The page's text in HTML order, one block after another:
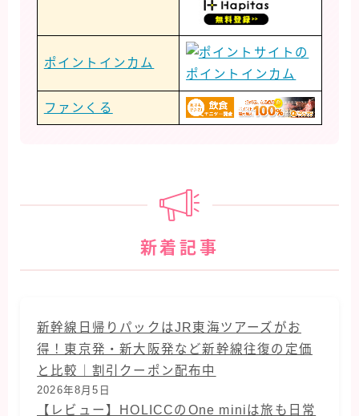
ポイントインカム
ファンくる
新着記事
新幹線日帰りパックはJR東海ツアーズがお
得！東京発・新大阪発など新幹線往復の定価
と比較｜割引クーポン配布中
2026年8月5日
【レビュー】HOLICCのOne miniは旅も日常